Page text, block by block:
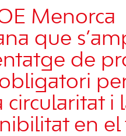
Menorca
que
de
circularitat i
en el